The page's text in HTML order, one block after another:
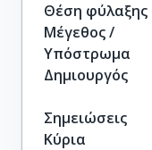
Θέση φύλαξης
Μέγεθος /
Υπόστρωμα
Δημιουργός
Σημειώσεις
Κύρια